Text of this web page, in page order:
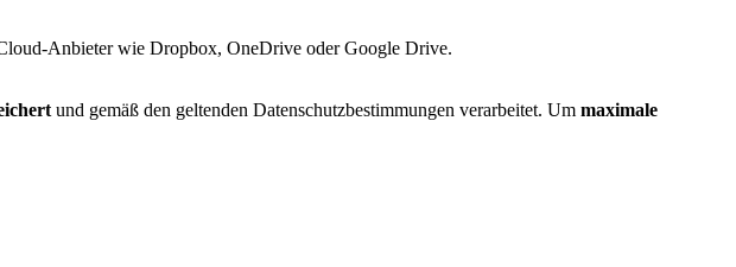
Anbieter wie Dropbox, OneDrive oder Google Drive.
und gemäß den geltenden Datenschutzbestimmungen verarbeitet. Um maximale